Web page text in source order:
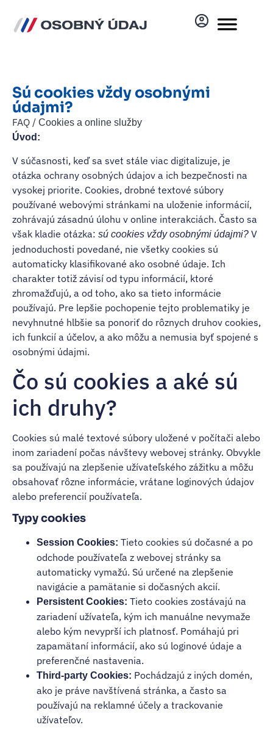
Sú cookies vždy osobnými
údajmi?
FAQ / Cookies a online služby
Úvod:
V súčasnosti, keď sa svet stále viac digitalizuje, je
otázka ochrany osobných údajov a ich bezpečnosti na
vysokej priorite. Cookies, drobné textové súbory
používané webovými stránkami na uloženie informácií,
zohrávajú zásadnú úlohu v online interakciách. Často sa
však kladie otázka: sú cookies vždy osobnými údajmi? V
jednoduchosti povedané, nie všetky cookies sú
automaticky klasifikované ako osobné údaje. Ich
charakter totiž závisí od typu informácií, ktoré
zhromažďujú, a od toho, ako sa tieto informácie
používajú. Pre lepšie pochopenie tejto problematiky je
nevyhnutné hlbšie sa ponoriť do rôznych druhov cookies,
ich funkcií a účelov, a ako môžu a nemusia byť spojené s
osobnými údajmi.
Čo sú cookies a aké sú
ich druhy?
Cookies sú malé textové súbory uložené v počítači alebo
inom zariadení počas návštevy webovej stránky. Obvykle
sa používajú na zlepšenie užívateľského zážitku a môžu
obsahovať rôzne informácie, vrátane loginových údajov
alebo preferencií používateľa.
Typy cookies
Session Cookies: Tieto cookies sú dočasné a po
odchode používateľa z webovej stránky sa
automaticky vymažú. Sú určené na zlepšenie
navigácie a pamätanie si dočasných akcií.
Persistent Cookies: Tieto cookies zostávajú na
zariadení užívateľa, kým ich manuálne nevymaže
alebo kým nevyprší ich platnosť. Pomáhajú pri
zapamätaní informácií, ako sú loginové údaje a
preferenčné nastavenia.
Third-party Cookies: Pochádzajú z iných domén,
ako je práve navštívená stránka, a často sa
používajú na reklamné účely a trackovanie
užívateľov.